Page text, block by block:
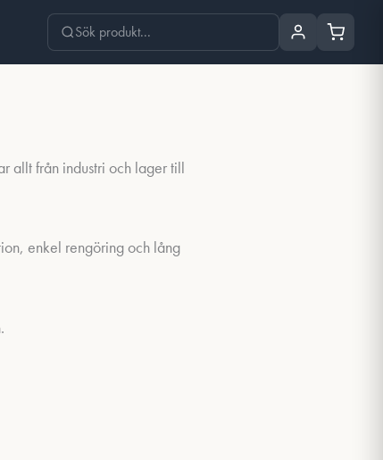
allt från industri och lager till
enkel rengöring och lång